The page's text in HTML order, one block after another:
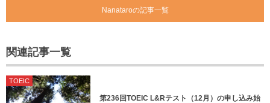
Nanataroの記事一覧
関連記事一覧
TOEIC
第236回TOEIC L&Rテスト（12月）の申し込み始